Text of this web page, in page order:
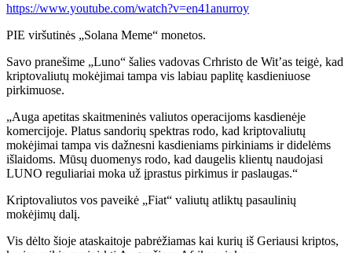
https://www.youtube.com/watch?v=en41anurroy
PIE viršutinės „Solana Meme“ monetos.
Savo pranešime „Luno“ šalies vadovas Crhristo de Wit’as teigė, kad
kriptovaliutų mokėjimai tampa vis labiau paplitę kasdieniuose
pirkimuose.
„Auga apetitas skaitmeninės valiutos operacijoms kasdienėje
komercijoje. Platus sandorių spektras rodo, kad kriptovaliutų
mokėjimai tampa vis dažnesni kasdieniams pirkiniams ir didelėms
išlaidoms. Mūsų duomenys rodo, kad daugelis klientų naudojasi
LUNO reguliariai moka už įprastus pirkimus ir paslaugas.“
Kriptovaliutos vos paveikė „Fiat“ valiutų atliktų pasaulinių
mokėjimų dalį.
Vis dėlto šioje ataskaitoje pabrėžiamas kai kurių iš Geriausi kriptos,